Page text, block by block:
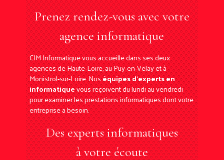
Prenez rendez-vous avec votre
agence informatique
CIM Informatique vous accueille dans ses deux
agences de Haute-Loire, au Puy-en-Velay et à
Monistrol-sur-Loire. Noséquipes d'experts en
informatiquevous reçoivent du lundi au vendredi
pour examiner les prestations informatiques dont votre
entreprise a besoin.
Des experts informatiques
à votre écoute